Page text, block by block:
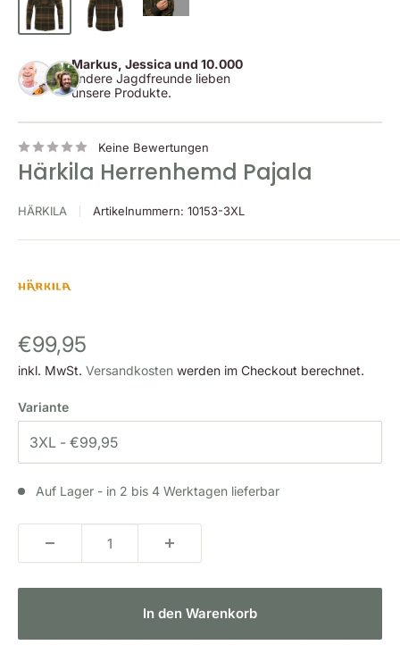
Markus, Jessica und 10.000
andere Jagdfreunde lieben
unsere Produkte.
Keine Bewertungen
Härkila Herrenhemd Pajala
HÄRKILA Artikelnummern: 10153-3XL
Sonderpreis
€99,95
inkl. MwSt. Versandkosten werden im Checkout berechnet.
Variante
Auf Lager - in 2 bis 4 Werktagen lieferbar
In den Warenkorb